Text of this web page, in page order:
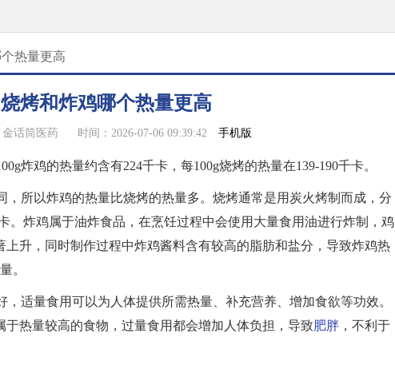
热量更高
烧烤和炸鸡哪个热量更高
金话筒医药 时间：2026-07-06 09:39:42 手机版
炸鸡的热量约含有224千卡，每100g烧烤的热量在139-190千卡。
，所以炸鸡的热量比烧烤的热量多。烧烤通常是用炭火烤制而成，分
。炸鸡属于油炸食品，在烹饪过程中会使用大量食用油进行炸制，鸡
上升，同时制作过程中炸鸡酱料含有较高的脂肪和盐分，导致炸鸡热
。
适量食用可以为人体提供所需热量、补充营养、增加食欲等功效。
热量较高的食物，过量食用都会增加人体负担，导致肥胖 ，不利于